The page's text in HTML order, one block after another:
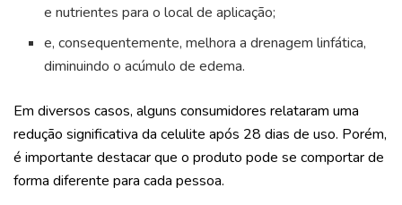
e nutrientes para o local de aplicação;
e, consequentemente, melhora a drenagem linfática,
diminuindo o acúmulo de edema.
Em diversos casos, alguns consumidores relataram uma
redução significativa da celulite após 28 dias de uso. Porém,
é importante destacar que o produto pode se comportar de
forma diferente para cada pessoa.